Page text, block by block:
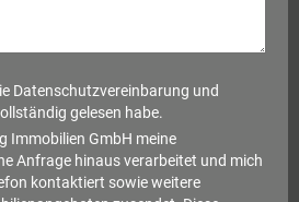
Datenschutzvereinbarung und
gelesen habe.
Immobilien GmbH meine
Anfrage hinaus verarbeitet und mich
kontaktiert sowie weitere